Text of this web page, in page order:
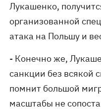
Лукашенко,
организованной
атака на Польшу и
- Конечно же,
санкции без всякой
помнит большой
масштабы не